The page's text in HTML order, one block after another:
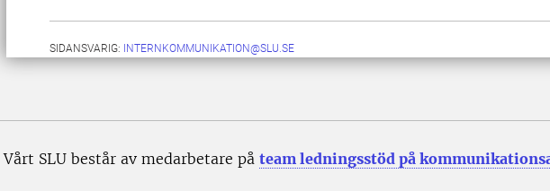
SIDANSVARIG: INTERNKOMMUNIKATION@SLU.SE
SLU består av medarbetare på team ledningsstöd på